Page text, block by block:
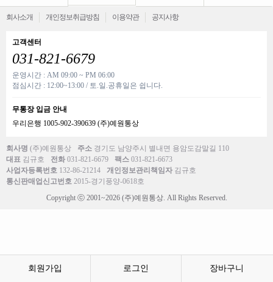
회원가입 로그인 장바구니
회사소개 개인정보취급방침 이용약관 공지사항
고객센터
031-821-6679
운영시간 : AM 09:00 ~ PM 06:00
점심시간 : 12:00~13:00 / 토.일.공휴일은 쉽니다.
무통장 입금 안내
우리은행 1005-902-390639 (주)예원통상
회사명 (주)예원통상 주소 경기도 남양주시 별내면 용암도감말길 110
대표 김규호 전화 031-821-6679 팩스 031-821-6673
사업자등록번호 132-86-21214 개인정보관리책임자 김규호
통신판매업신고번호 2015-경기풍양-0618호
Copyright ⓒ 2001~2026 (주)예원통상. All Rights Reserved.